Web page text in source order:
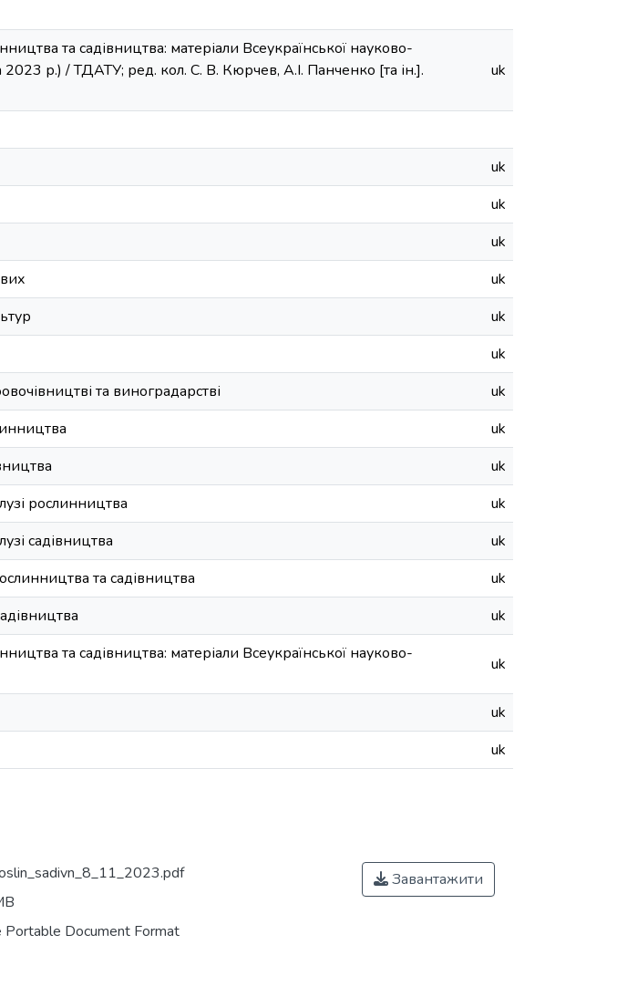
та садівництва: матеріали Всеукраїнської науково-
р.) / ТДАТУ; ред. кол. С. В. Кюрчев, А.І. Панченко [та ін.].
uk
uk
uk
uk
uk
uk
uk
та виноградарстві
uk
uk
uk
рослинництва
uk
садівництва
uk
та садівництва
uk
uk
та садівництва: матеріали Всеукраїнської науково-
uk
uk
uk
Portable Document Format
Завантажити